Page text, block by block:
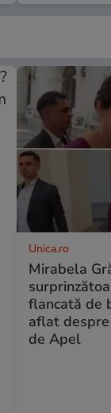
Unica.ro
Mirabela
flancată de
aflat
de Apel